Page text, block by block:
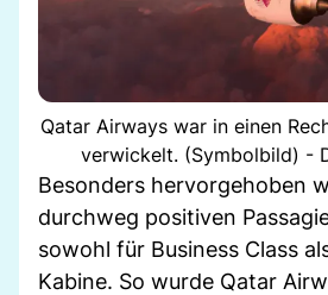
Qatar Airways war in einen
verwickelt. (Symbolbild) -
Besonders hervorgehoben
durchweg positiven
sowohl für Business Class
Kabine. So wurde Qatar